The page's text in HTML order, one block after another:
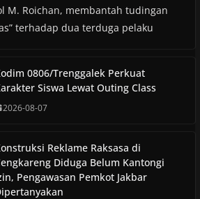
M. Roichan, membantah tudingan
terhadap dua terduga pelaku
0806/Trenggalek Perkuat
Siswa Lewat Outing Class
2026-08-07
Reklame Raksasa di
Diduga Belum Kantongi
Pengawasan Pemkot Jakbar